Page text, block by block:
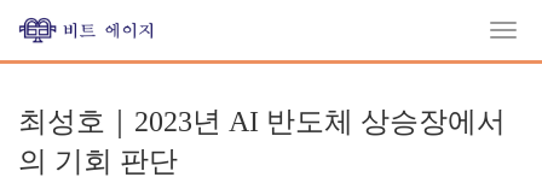
최성호｜2023년 AI 반도체 상승장에서
의 기회 판단